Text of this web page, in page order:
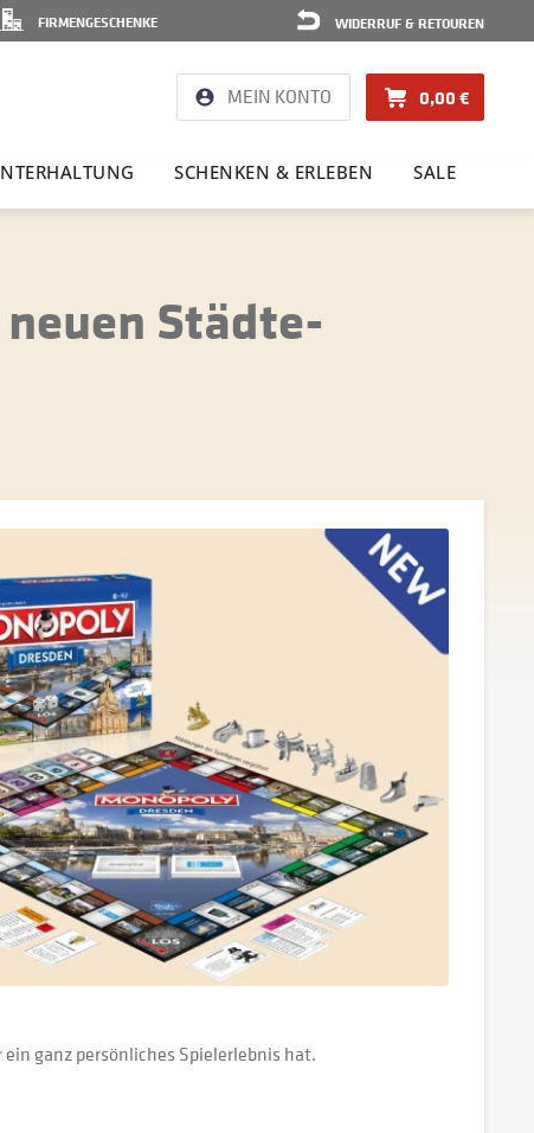
WIDERRUF & RETOUREN
FIRMENGESCHENKE
MEIN KONTO 0,00 €
SCHENKEN & ERLEBEN SALE
Städte-
ganz persönliches Spielerlebnis hat.